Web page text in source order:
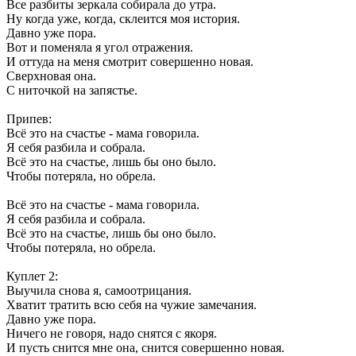
Все разбиты зеркала собирала до утра.
Ну когда уже, когда, склеится моя история.
Давно уже пора.
Вот и поменяла я угол отражения.
И оттуда на меня смотрит совершенно новая.
Сверхновая она.
С ниточкой на запястье.
Припев:
Всё это на счастье - мама говорила.
Я себя разбила и собрала.
Всё это на счастье, лишь бы оно было.
Чтобы потеряла, но обрела.
Всё это на счастье - мама говорила.
Я себя разбила и собрала.
Всё это на счастье, лишь бы оно было.
Чтобы потеряла, но обрела.
Куплет 2:
Выучила снова я, самоотрицания.
Хватит тратить всю себя на чужие замечания.
Давно уже пора.
Ничего не говоря, надо снятся с якоря.
И пусть снится мне она, снится совершенно новая.